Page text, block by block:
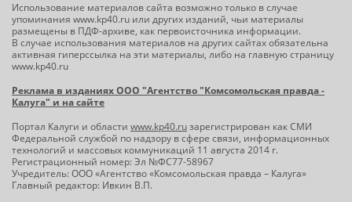
Использование материалов сайта возможно только в случае
упоминания www.kp40.ru или других изданий, чьи материалы
размещены в ПДФ-архиве, как первоисточника информации.
В случае использования материалов на других сайтах обязательна
активная гиперссылка на эти материалы, либо на главную страницу
www.kp40.ru
Реклама в изданиях ООО "Агентство "Комсомольская правда -
Калуга" и на сайте
Портал Калуги и области www.kp40.ruзарегистрирован как СМИ
Федеральной службой по надзору в сфере связи, информационных
технологий и массовых коммуникаций 11 августа 2014 г.
Регистрационный номер: Эл №ФС77-58967
Учредитель: ООО «Агентство «Комсомольская правда – Калуга»
Главный редактор: Ивкин В.П.